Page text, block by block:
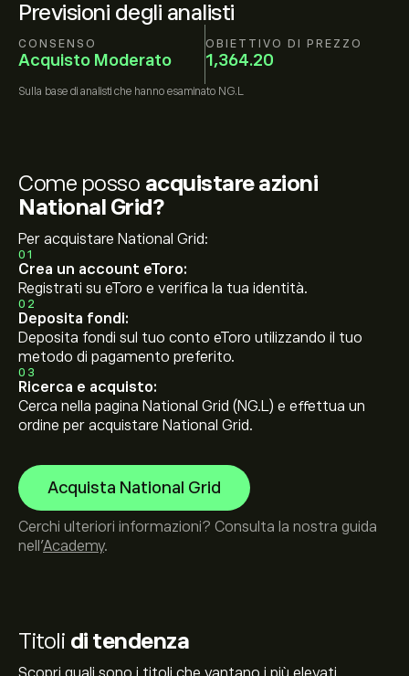
Previsioni degli analisti
CONSENSO
Acquisto Moderato
OBIETTIVO DI PREZZO
1,364.20
Sulla base di analisti che hanno esaminato NG.L
Titoli di tendenza
Come posso acquistare azioni
National Grid?
Per acquistare National Grid:
01
Crea un account eToro:
Registrati su eToro e verifica la tua identità.
02
Deposita fondi:
Deposita fondi sul tuo conto eToro utilizzando il tuo
metodo di pagamento preferito.
03
Ricerca e acquisto:
Cerca nella pagina National Grid (NG.L) e effettua un
ordine per acquistare National Grid.
Acquista National Grid
Cerchi ulteriori informazioni? Consulta la nostra guida
nell’Academy.